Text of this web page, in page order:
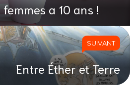
femmes a 10 ans !
SUIVANT
Entre Éther et Terre